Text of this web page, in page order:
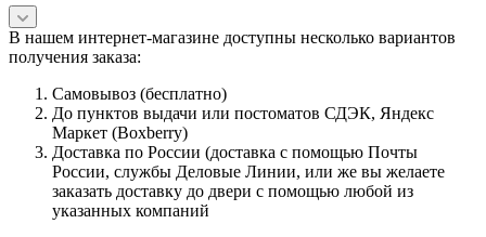
В нашем интернет-магазине доступны несколько вариантов
получения заказа:
Самовывоз (бесплатно)
До пунктов выдачи или постоматов СДЭК, Яндекс
Маркет (Boxberry)
Доставка по России (доставка с помощью Почты
России, службы Деловые Линии, или же вы желаете
заказать доставку до двери с помощью любой из
указанных компаний